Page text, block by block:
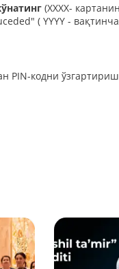
(XXXX-
( YYYY -
PIN-кодни